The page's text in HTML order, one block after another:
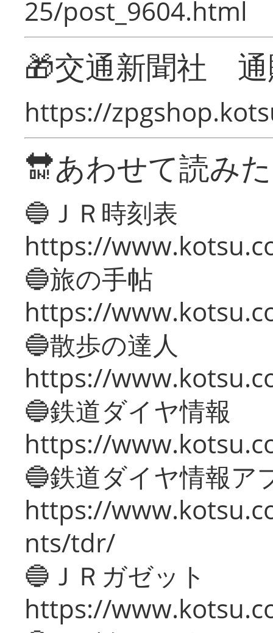
25/post_9604.html
🎁交通新聞社
https://
🔛あわせて読み
🔵ＪＲ時刻表
https://
🔵旅の手帖
https://
🔵散歩の達人
https://
🔵鉄道ダイヤ情報
https://
🔵鉄道ダイヤ情報ア
https://
nts/tdr/
🔵ＪＲガゼット
https://